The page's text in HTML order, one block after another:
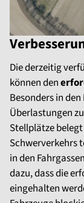
Die derzeitig
können den
Besonders in
Überlastungen
Stellplätze
Schwerverkehrs
in den
dazu, dass die
eingehalten